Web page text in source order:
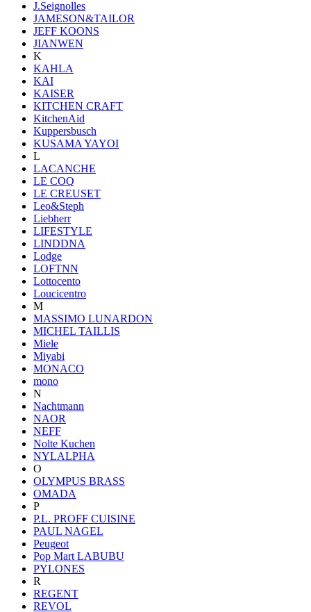
J.Seignolles
JAMESON&TAILOR
JEFF KOONS
JIANWEN
K
KAHLA
KAI
KAISER
KITCHEN CRAFT
KitchenAid
Kuppersbusch
KUSAMA YAYOI
L
LACANCHE
LE COQ
LE CREUSET
Leo&Steph
Liebherr
LIFESTYLE
LINDDNA
Lodge
LOFTNN
Lottocento
Loucicentro
M
MASSIMO LUNARDON
MICHEL TAILLIS
Miele
Miyabi
MONACO
mono
N
Nachtmann
NAOR
NEFF
Nolte Kuchen
NYLALPHA
O
OLYMPUS BRASS
OMADA
P
P.L. PROFF CUISINE
PAUL NAGEL
Peugeot
Pop Mart LABUBU
PYLONES
R
REGENT
REVOL